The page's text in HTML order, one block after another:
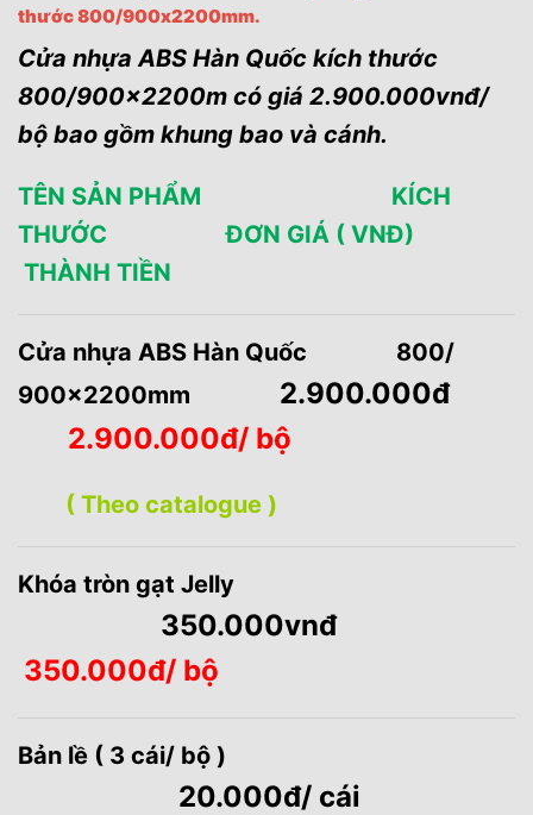
thước 800/900x2200mm.
Cửa nhựa ABS Hàn Quốc kích thước
800/900x2200m có giá 2.900.000vnđ/
bộ bao gồm khung bao và cánh.
TÊN SẢN PHẨM KÍCH
THƯỚC ĐƠN GIÁ ( VNĐ)
THÀNH TIỀN
Cửa nhựa ABS Hàn Quốc 800/
900x2200mm 2.900.000đ
2.900.000đ/ bộ
( Theo catalogue )
Khóa tròn gạt Jelly
350.000vnđ
350.000đ/ bộ
Bản lề ( 3 cái/ bộ )
20.000đ/ cái